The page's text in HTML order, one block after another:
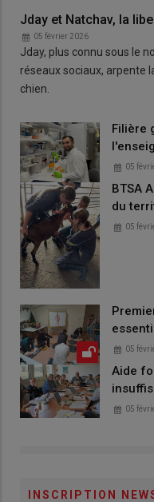
Jday et Natchav, la
05 février 2026
Jday, plus connu sous le
réseaux sociaux, arpente
chien.
Filière
05
BTSA
du
05
05
Aide
05
INSCRIPTION